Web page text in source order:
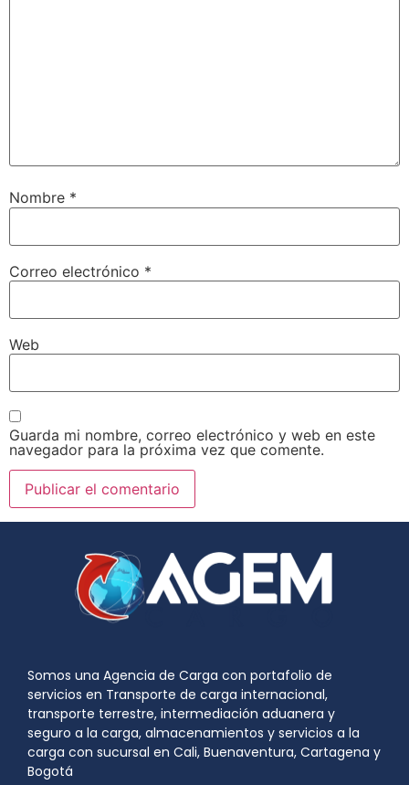
Nombre *
Correo electrónico *
Web
Guarda mi nombre, correo electrónico y web en este
navegador para la próxima vez que comente.
Somos una Agencia de Carga con portafolio de
servicios en Transporte de carga internacional,
transporte terrestre, intermediación aduanera y
seguro a la carga, almacenamientos y servicios a la
carga con sucursal en Cali, Buenaventura, Cartagena y
Bogotá